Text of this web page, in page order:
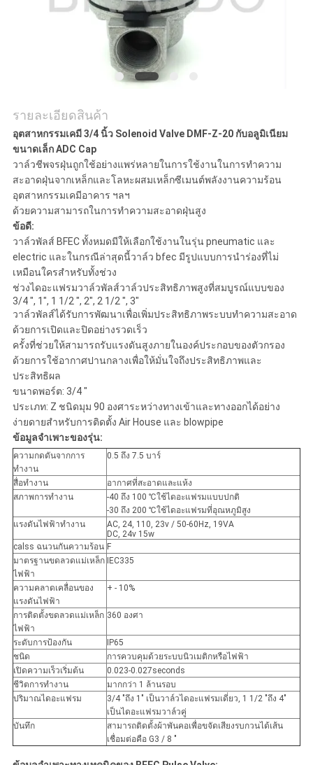
ส่วน
ตัว
รายละเอียดสินค้า
อุตสาหกรรมเคมี 3/4 นิ้ว Solenoid Valve DMF-Z-20 กับอลูมิเนียม
ขนาดเล็ก ADC Cap
วาล์วชีพจรฝุ่นถูกใช้อย่างแพร่หลายในการใช้งานในการทำความ
สะอาดฝุ่นจากเหล็กและโลหะผสมเหล็กซีเมนต์พลังงานความร้อน
อุตสาหกรรมเคมีอาคาร ฯลฯ
ด้วยความสามารถในการทำความสะอาดฝุ่นสูง
ข้อดี:
วาล์วพัลส์ BFEC ทั้งหมดมีให้เลือกใช้งานในรุ่น pneumatic และ
electric และในกรณีล่าสุดนี้วาล์ว bfec มีรูปแบบการนำร่องที่ไม่
เหมือนใครสำหรับทั้งช่วง
ช่วงไดอะแฟรมวาล์วพัลส์วาล์วประสิทธิภาพสูงที่สมบูรณ์แบบของ
3/4 ", 1", 1 1/2 ", 2", 2 1/2 ", 3"
วาล์วพัลส์ได้รับการพัฒนาเพื่อเพิ่มประสิทธิภาพระบบทำความสะอาด
ด้วยการเปิดและปิดอย่างรวดเร็ว
ครั้งที่ช่วยให้สามารถรับแรงดันสูงภายในองค์ประกอบของตัวกรอง
ด้วยการใช้อากาศปานกลางเพื่อให้มั่นใจถึงประสิทธิภาพและ
ประสิทธิผล
ขนาดพอร์ต: 3/4 "
ประเภท: Z ชนิดมุม 90 องศาระหว่างทางเข้าและทางออกได้อย่าง
ง่ายดายสำหรับการติดตั้ง Air House และ blowpipe
ข้อมูลจำเพาะของรุ่น:
ความกดดันจากการ
ทำงาน
0.5 ถึง 7.5 บาร์
สื่อทำงาน
อากาศที่สะอาดและแห้ง
สภาพการทำงาน
-40 ถึง 100 ℃ใช้ไดอะแฟรมแบบปกติ
-30 ถึง 200 ℃ใช้ไดอะแฟรมที่อุณหภูมิสูง
แรงดันไฟฟ้าทำงาน
AC, 24, 110, 23v / 50-60Hz, 19VA
DC, 24v 15w
calss ฉนวนกันความร้อน F
มาตรฐานขดลวดแม่เหล็ก
ไฟฟ้า
IEC335
ความคลาดเคลื่อนของ
แรงดันไฟฟ้า
+ - 10%
การติดตั้งขดลวดแม่เหล็ก
ไฟฟ้า
360 องศา
ระดับการป้องกัน
IP65
ชนิด
การควบคุมด้วยระบบนิวเมติกหรือไฟฟ้า
เปิดความเร็วเริ่มต้น
0.023-0.027seconds
ชีวิตการทำงาน
มากกว่า 1 ล้านรอบ
ปริมาณไดอะแฟรม
3/4 "ถึง 1" เป็นวาล์วไดอะแฟรมเดี่ยว, 1 1/2 "ถึง 4"
เป็นไดอะแฟรมวาล์วคู่
บันทึก
สามารถติดตั้งผ้าพันคอเพื่อขจัดเสียงรบกวนได้เส้น
เชื่อมต่อคือ G3 / 8 "